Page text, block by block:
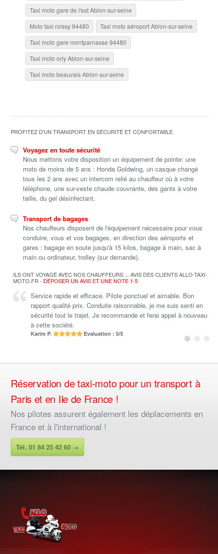
Taxi moto gare de l'est Ablon-sur-seine
Moto taxi roissy 94480
Taxi moto aéroport Ablon-sur-seine
Taxi moto gare montparnasse 94480
Taxi moto orly Ablon-sur-seine
Taxi moto beauvais Ablon-sur-seine
PROFITEZ D'UN TRANSPORT EN SÉCURITÉ ET CONFORTABLE
Voyagez en toute sécurité
Nous mettons votre disposition un équipement de pointe: une
moto de moins de 5 ans : Honda Goldwing, un casque changé
tous les 2 ans avec un intercom relié au chauffeur où à votre
téléphone, une sur-veste chaude couvrante, des gants à votre
taille, du gel désinfectant.
Transport de bagages
Nos chauffeurs disposent de l'équipement nécessaire pour vous
conduire, vous et vos bagages, en direction des aéroports et
gares : bagage en soute jusqu'à 15 kilos, bagage à main, sac à
main ou ordinateur, trolley (sur demande).
ILS ONT VOYAGÉ AVEC NOS CHAUFFEURS ... AVIS DES CLIENTS ALLO-TAXI-
MOTO.FR - DÉPOSER UN AVIS ET UNE NOTE 1-5
Service rapide et efficace. Pilote ponctuel et aimable. Bon
rapport qualité prix. Conduite raisonnable, je me suis senti en
sécurité tout le trajet. Je recommande et ferai appel à nouveau
à cette société.
Karim P. Evaluation : 5/5
Réservation de taxi-moto pour un transport à
Paris et en Ile de France !
Nos pilotes assurent également les déplacements en
France et à l'international !
Tél. 01 84 25 42 60 →